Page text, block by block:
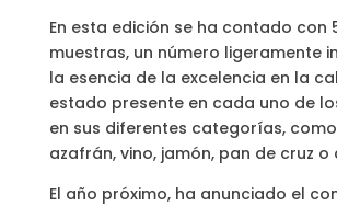
En esta edición se ha contado con
muestras, un número ligeramente
la esencia de la excelencia en la
estado presente en cada uno de
en sus diferentes categorías,
azafrán, vino, jamón, pan de cruz o
El año próximo, ha anunciado el